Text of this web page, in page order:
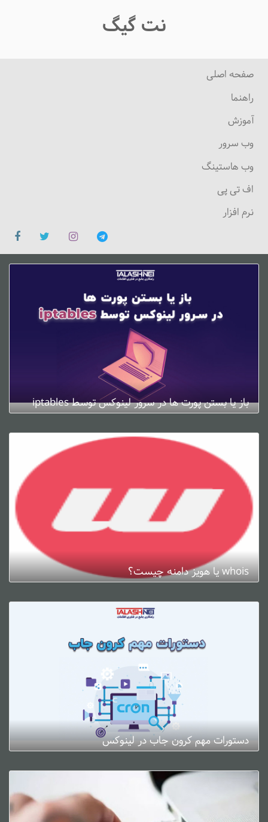
نت گیگ
صفحه اصلی
راهنما
آموزش
وب سرور
وب هاستینگ
اف تی پی
نرم افزار
باز یا بستن پورت ها در سرور لینوکس توسط iptables
whois یا هویز دامنه چیست؟
دستورات مهم کرون جاب در لینوکس